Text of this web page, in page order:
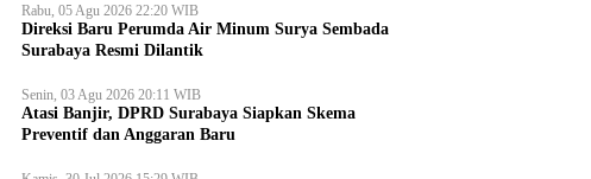
Rabu, 05 Agu 2026 22:20 WIB
Direksi Baru Perumda Air Minum Surya Sembada
Surabaya Resmi Dilantik
Senin, 03 Agu 2026 20:11 WIB
Atasi Banjir, DPRD Surabaya Siapkan Skema
Preventif dan Anggaran Baru